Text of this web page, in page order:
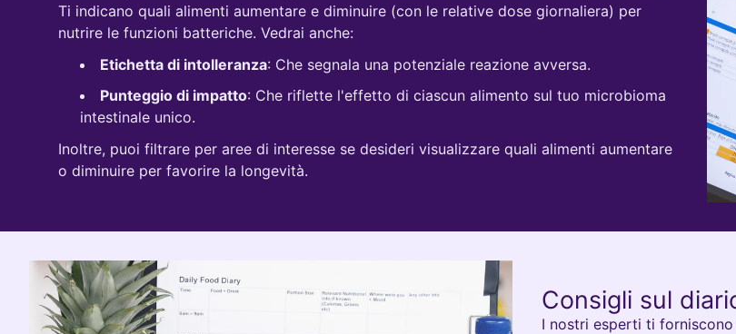
Ti indicano quali alimenti aumentare e diminuire (con le relative dose giornaliera) per
nutrire le funzioni batteriche. Vedrai anche:
Etichetta di intolleranza: Che segnala una potenziale reazione avversa.
Punteggio di impatto: Che riflette l'effetto di ciascun alimento sul tuo microbioma
intestinale unico.
Inoltre, puoi filtrare per aree di interesse se desideri visualizzare quali alimenti aumentare
o diminuire per favorire la longevità.
Consigli sul
I nostri esperti ti